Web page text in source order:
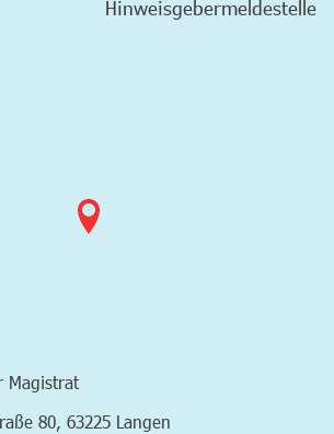
Hinweisgebermeldestelle
Magistrat
Navigation
80, 63225 Langen